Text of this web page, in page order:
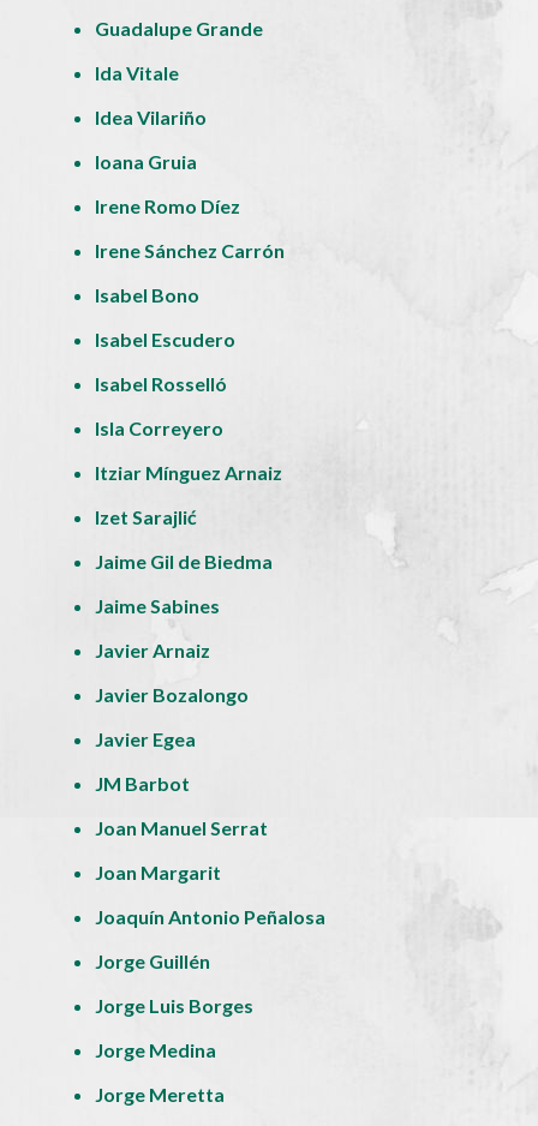
Guadalupe Grande
Ida Vitale
Idea Vilariño
Ioana Gruia
Irene Romo Díez
Irene Sánchez Carrón
Isabel Bono
Isabel Escudero
Isabel Rosselló
Isla Correyero
Itziar Mínguez Arnaiz
Izet Sarajlić
Jaime Gil de Biedma
Jaime Sabines
Javier Arnaiz
Javier Bozalongo
Javier Egea
JM Barbot
Joan Manuel Serrat
Joan Margarit
Joaquín Antonio Peñalosa
Jorge Guillén
Jorge Luis Borges
Jorge Medina
Jorge Meretta